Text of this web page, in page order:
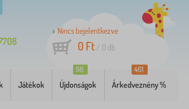
Nincs bejelentkezve
0 Ft/ 0 db
Játékok Újdonságok
98
Árkedveznény %
461